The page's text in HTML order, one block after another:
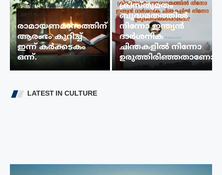
Culture
Kerala
Latest News
രാമായണമാസത്തിന്
ആരംഭം കുറിച്ച്
ഇന്ന് കർക്കടകം
ഒന്ന്.
ക്രിസ്തുമതം
ബുദ്ധമതത്തിൽ
നിന്നോ ഇന്ത്യൻ
ദാർശനിക
ചിന്തകളിൽ നിന്നോ
ഉരുത്തിരിഞ്ഞതാണോ?
LATEST IN CULTURE